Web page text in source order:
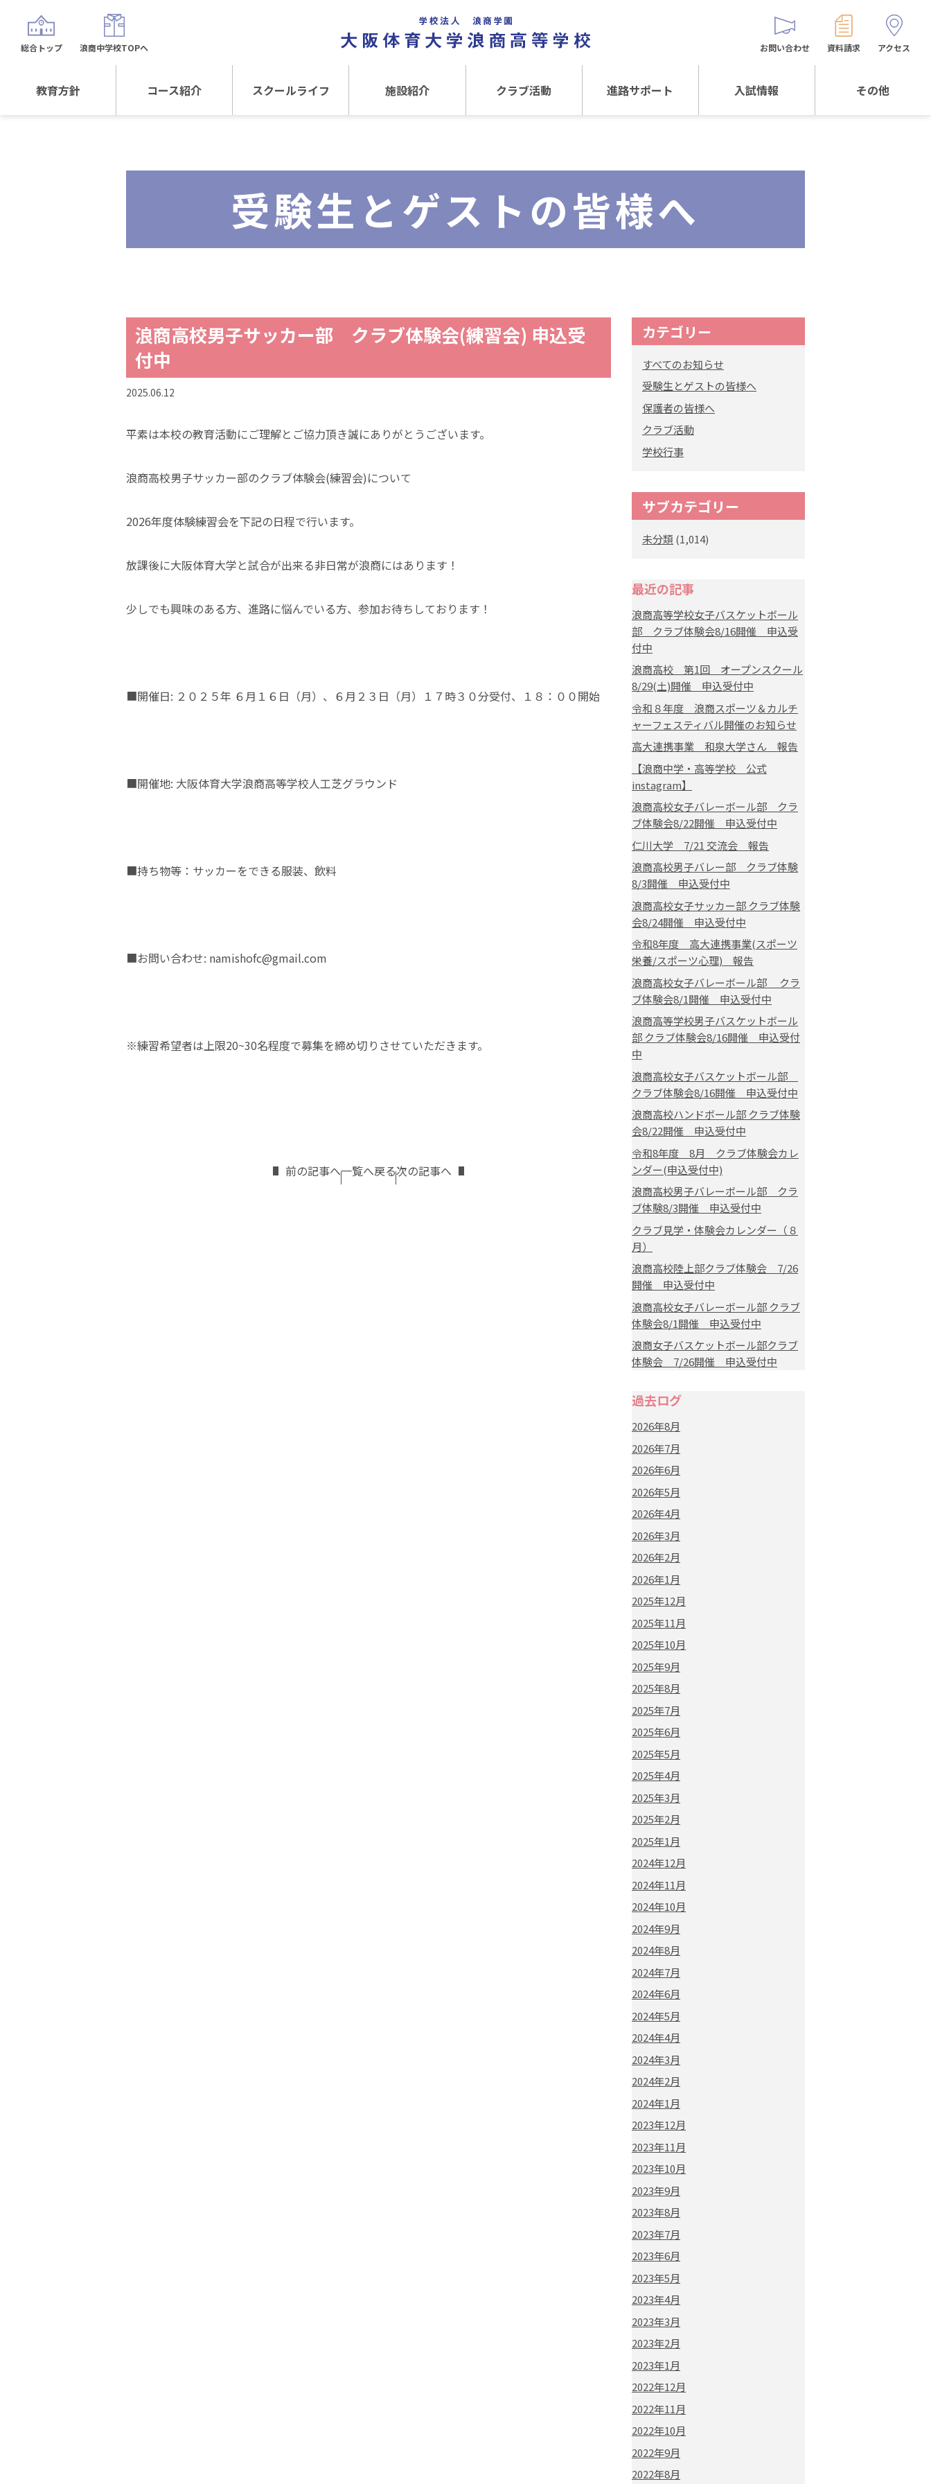
教育方針 コース紹介 スクールライフ 施設紹介 クラブ活動
文化クラブ
進路サポート
大阪体育大学
内部進学について
入試情報 その他
お問い合わせ 資料請求 アクセス
総合トップ 浪商中学校TOPへ
受験生とゲストの皆様へ
浪商高校男子サッカー部 クラブ体験会(練習会) 申込受
付中
2025.06.12
平素は本校の教育活動にご理解とご協力頂き誠にありがとうございます。
浪商高校男子サッカー部のクラブ体験会(練習会)について
2026年度体験練習会を下記の日程で行います。
放課後に大阪体育大学と試合が出来る非日常が浪商にはあります！
少しでも興味のある方、進路に悩んでいる方、参加お待ちしております！
■開催日: ２０２５年 ６月１６日（月）、６月２３日（月）１７時３０分受付、１８：００開始
■開催地: 大阪体育大学浪商高等学校人工芝グラウンド
■持ち物等：サッカーをできる服装、飲料
■お問い合わせ: namishofc@gmail.com
※練習希望者は上限20~30名程度で募集を締め切りさせていただきます。
前の記事へ一覧へ戻る次の記事へ
カテゴリー
すべてのお知らせ
受験生とゲストの皆様へ
保護者の皆様へ
クラブ活動
学校行事
サブカテゴリー
未分類 (1,014)
最近の記事
浪商高等学校女子バスケットボール
部 クラブ体験会8/16開催 申込受
付中
浪商高校 第1回 オープンスクール
8/29(土)開催 申込受付中
令和８年度 浪商スポーツ＆カルチ
ャーフェスティバル開催のお知らせ
高大連携事業 和泉大学さん 報告
【浪商中学・高等学校 公式
instagram】
浪商高校女子バレーボール部 クラ
ブ体験会8/22開催 申込受付中
仁川大学 7/21 交流会 報告
浪商高校男子バレー部 クラブ体験
8/3開催 申込受付中
浪商高校女子サッカー部 クラブ体験
会8/24開催 申込受付中
令和8年度 高大連携事業(スポーツ
栄養/スポーツ心理) 報告
浪商高校女子バレーボール部 クラ
ブ体験会8/1開催 申込受付中
浪商高等学校男子バスケットボール
部 クラブ体験会8/16開催 申込受付
中
浪商高校女子バスケットボール部
クラブ体験会8/16開催 申込受付中
浪商高校ハンドボール部 クラブ体験
会8/22開催 申込受付中
令和8年度 8月 クラブ体験会カレ
ンダー(申込受付中)
浪商高校男子バレーボール部 クラ
ブ体験8/3開催 申込受付中
クラブ見学・体験会カレンダー（８
月）
浪商高校陸上部クラブ体験会 7/26
開催 申込受付中
浪商高校女子バレーボール部 クラブ
体験会8/1開催 申込受付中
浪商女子バスケットボール部クラブ
体験会 7/26開催 申込受付中
過去ログ
2026年8月
2026年7月
2026年6月
2026年5月
2026年4月
2026年3月
2026年2月
2026年1月
2025年12月
2025年11月
2025年10月
2025年9月
2025年8月
2025年7月
2025年6月
2025年5月
2025年4月
2025年3月
2025年2月
2025年1月
2024年12月
2024年11月
2024年10月
2024年9月
2024年8月
2024年7月
2024年6月
2024年5月
2024年4月
2024年3月
2024年2月
2024年1月
2023年12月
2023年11月
2023年10月
2023年9月
2023年8月
2023年7月
2023年6月
2023年5月
2023年4月
2023年3月
2023年2月
2023年1月
2022年12月
2022年11月
2022年10月
2022年9月
2022年8月